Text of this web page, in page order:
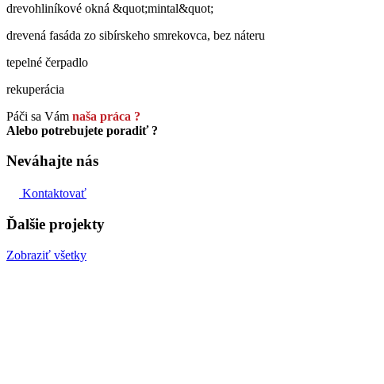
drevohliníkové okná &quot;mintal&quot;
drevená fasáda zo sibírskeho smrekovca, bez náteru
tepelné čerpadlo
rekuperácia
Páči sa Vám naša práca ?
Alebo potrebujete poradiť ?
Neváhajte nás
Kontaktovať
Ďalšie projekty
Zobraziť všetky